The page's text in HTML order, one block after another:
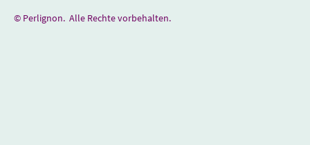
© Perlignon. Alle Rechte vorbehalten.